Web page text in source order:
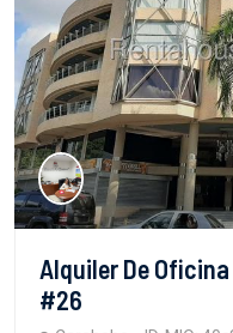
Alquiler De Oficina
#26